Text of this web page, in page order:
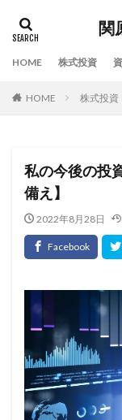
関
HOME 株式投資
HOME 株式投資
私の今後の投
備え】
2022年8月28日